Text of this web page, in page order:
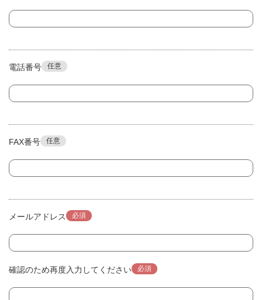
電話番号 任意
FAX番号 任意
メールアドレス 必須
確認のため再度入力してください 必須